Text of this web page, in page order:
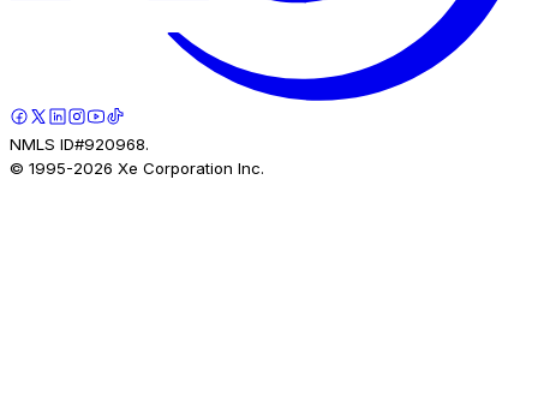
NMLS ID#920968.
© 1995-2026 Xe Corporation Inc.